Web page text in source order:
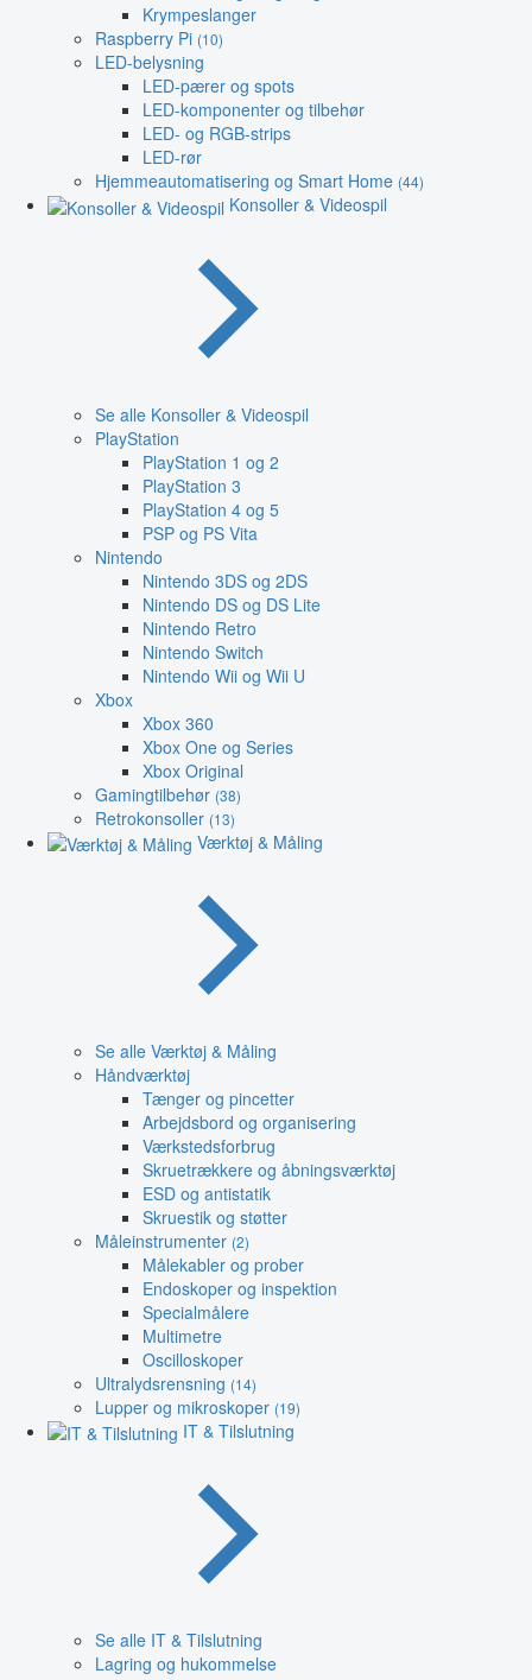
Krympeslanger
Raspberry Pi (10)
LED-belysning
LED-pærer og spots
LED-komponenter og tilbehør
LED- og RGB-strips
LED-rør
Hjemmeautomatisering og Smart Home (44)
Konsoller & Videospil
Se alle Konsoller & Videospil
PlayStation
PlayStation 1 og 2
PlayStation 3
PlayStation 4 og 5
PSP og PS Vita
Nintendo
Nintendo 3DS og 2DS
Nintendo DS og DS Lite
Nintendo Retro
Nintendo Switch
Nintendo Wii og Wii U
Xbox
Xbox 360
Xbox One og Series
Xbox Original
Gamingtilbehør (38)
Retrokonsoller (13)
Værktøj & Måling
Se alle Værktøj & Måling
Håndværktøj
Tænger og pincetter
Arbejdsbord og organisering
Værkstedsforbrug
Skruetrækkere og åbningsværktøj
ESD og antistatik
Skruestik og støtter
Måleinstrumenter (2)
Målekabler og prober
Endoskoper og inspektion
Specialmålere
Multimetre
Oscilloskoper
Ultralydsrensning (14)
Lupper og mikroskoper (19)
IT & Tilslutning
Se alle IT & Tilslutning
Lagring og hukommelse